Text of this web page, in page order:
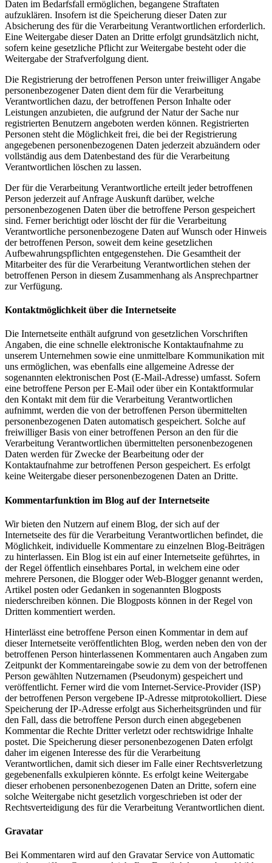
Daten im Bedarfsfall ermöglichen, begangene Straftaten
aufzuklären. Insofern ist die Speicherung dieser Daten zur
Absicherung des für die Verarbeitung Verantwortlichen erforderlich.
Eine Weitergabe dieser Daten an Dritte erfolgt grundsätzlich nicht,
sofern keine gesetzliche Pflicht zur Weitergabe besteht oder die
Weitergabe der Strafverfolgung dient.
Die Registrierung der betroffenen Person unter freiwilliger Angabe
personenbezogener Daten dient dem für die Verarbeitung
Verantwortlichen dazu, der betroffenen Person Inhalte oder
Leistungen anzubieten, die aufgrund der Natur der Sache nur
registrierten Benutzern angeboten werden können. Registrierten
Personen steht die Möglichkeit frei, die bei der Registrierung
angegebenen personenbezogenen Daten jederzeit abzuändern oder
vollständig aus dem Datenbestand des für die Verarbeitung
Verantwortlichen löschen zu lassen.
Der für die Verarbeitung Verantwortliche erteilt jeder betroffenen
Person jederzeit auf Anfrage Auskunft darüber, welche
personenbezogenen Daten über die betroffene Person gespeichert
sind. Ferner berichtigt oder löscht der für die Verarbeitung
Verantwortliche personenbezogene Daten auf Wunsch oder Hinweis
der betroffenen Person, soweit dem keine gesetzlichen
Aufbewahrungspflichten entgegenstehen. Die Gesamtheit der
Mitarbeiter des für die Verarbeitung Verantwortlichen stehen der
betroffenen Person in diesem Zusammenhang als Ansprechpartner
zur Verfügung.
Kontaktmöglichkeit über die Internetseite
Die Internetseite enthält aufgrund von gesetzlichen Vorschriften
Angaben, die eine schnelle elektronische Kontaktaufnahme zu
unserem Unternehmen sowie eine unmittelbare Kommunikation mit
uns ermöglichen, was ebenfalls eine allgemeine Adresse der
sogenannten elektronischen Post (E-Mail-Adresse) umfasst. Sofern
eine betroffene Person per E-Mail oder über ein Kontaktformular
den Kontakt mit dem für die Verarbeitung Verantwortlichen
aufnimmt, werden die von der betroffenen Person übermittelten
personenbezogenen Daten automatisch gespeichert. Solche auf
freiwilliger Basis von einer betroffenen Person an den für die
Verarbeitung Verantwortlichen übermittelten personenbezogenen
Daten werden für Zwecke der Bearbeitung oder der
Kontaktaufnahme zur betroffenen Person gespeichert. Es erfolgt
keine Weitergabe dieser personenbezogenen Daten an Dritte.
Kommentarfunktion im Blog auf der Internetseite
Wir bieten den Nutzern auf einem Blog, der sich auf der
Internetseite des für die Verarbeitung Verantwortlichen befindet, die
Möglichkeit, individuelle Kommentare zu einzelnen Blog-Beiträgen
zu hinterlassen. Ein Blog ist ein auf einer Internetseite geführtes, in
der Regel öffentlich einsehbares Portal, in welchem eine oder
mehrere Personen, die Blogger oder Web-Blogger genannt werden,
Artikel posten oder Gedanken in sogenannten Blogposts
niederschreiben können. Die Blogposts können in der Regel von
Dritten kommentiert werden.
Hinterlässt eine betroffene Person einen Kommentar in dem auf
dieser Internetseite veröffentlichten Blog, werden neben den von der
betroffenen Person hinterlassenen Kommentaren auch Angaben zum
Zeitpunkt der Kommentareingabe sowie zu dem von der betroffenen
Person gewählten Nutzernamen (Pseudonym) gespeichert und
veröffentlicht. Ferner wird die vom Internet-Service-Provider (ISP)
der betroffenen Person vergebene IP-Adresse mitprotokolliert. Diese
Speicherung der IP-Adresse erfolgt aus Sicherheitsgründen und für
den Fall, dass die betroffene Person durch einen abgegebenen
Kommentar die Rechte Dritter verletzt oder rechtswidrige Inhalte
postet. Die Speicherung dieser personenbezogenen Daten erfolgt
daher im eigenen Interesse des für die Verarbeitung
Verantwortlichen, damit sich dieser im Falle einer Rechtsverletzung
gegebenenfalls exkulpieren könnte. Es erfolgt keine Weitergabe
dieser erhobenen personenbezogenen Daten an Dritte, sofern eine
solche Weitergabe nicht gesetzlich vorgeschrieben ist oder der
Rechtsverteidigung des für die Verarbeitung Verantwortlichen dient.
Gravatar
Bei Kommentaren wird auf den Gravatar Service von Auttomatic